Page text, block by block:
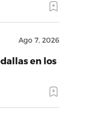
Ago 7, 2026
en los